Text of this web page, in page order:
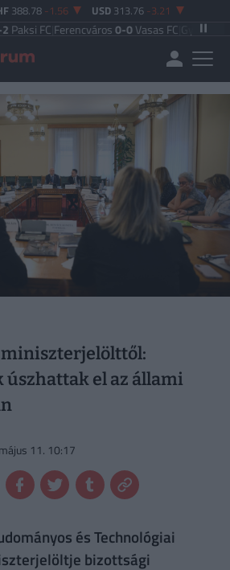
388.78 -1.56 USD 313.76 -3.21
|Ferencváros0-0Vasas FC|Győri ETO FC 4-0
miniszterjelölttől:
el az állami
11. 10:17
és Technológiai
bizottsági